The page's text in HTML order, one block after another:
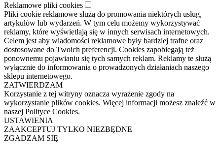
Reklamowe pliki cookies
Pliki cookie reklamowe służą do promowania niektórych usług,
artykułów lub wydarzeń. W tym celu możemy wykorzystywać
reklamy, które wyświetlają się w innych serwisach internetowych.
Celem jest aby wiadomości reklamowe były bardziej trafne oraz
dostosowane do Twoich preferencji. Cookies zapobiegają też
ponownemu pojawianiu się tych samych reklam. Reklamy te służą
wyłącznie do informowania o prowadzonych działaniach naszego
sklepu internetowego.
ZATWIERDZAM
Korzystanie z tej witryny oznacza wyrażenie zgody na
wykorzystanie plików cookies. Więcej informacji możesz znaleźć w
naszej Polityce Cookies.
USTAWIENIA
ZAAKCEPTUJ TYLKO NIEZBĘDNE
ZGADZAM SIĘ